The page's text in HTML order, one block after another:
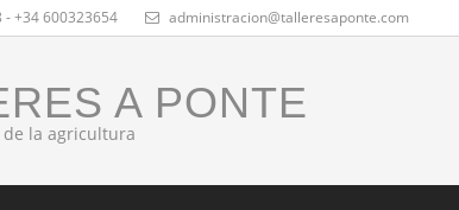
- +34 600323654 administracion@talleresaponte.com
A PONTE
la agricultura